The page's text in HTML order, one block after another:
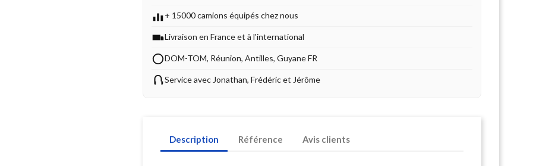
+ 15000 camions équipés chez nous
Livraison en France et à l'international
DOM-TOM, Réunion, Antilles, Guyane FR
Service avec Jonathan, Frédéric et Jérôme
Description Référence Avis clients